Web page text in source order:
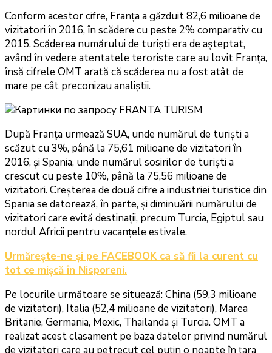
Conform acestor cifre, Franța a găzduit 82,6 milioane de
vizitatori în 2016, în scădere cu peste 2% comparativ cu
2015. Scăderea numărului de turiști era de așteptat,
având în vedere atentatele teroriste care au lovit Franța,
însă cifrele OMT arată că scăderea nu a fost atât de
mare pe cât preconizau analiștii.
După Franța urmează SUA, unde numărul de turiști a
scăzut cu 3%, până la 75,61 milioane de vizitatori în
2016, și Spania, unde numărul sosirilor de turiști a
crescut cu peste 10%, până la 75,56 milioane de
vizitatori. Creșterea de două cifre a industriei turistice din
Spania se datorează, în parte, și diminuării numărului de
vizitatori care evită destinații, precum Turcia, Egiptul sau
nordul Africii pentru vacanțele estivale.
Urmăreşte-ne şi pe FACEBOOK ca să fii la curent cu
tot ce mişcă în Nisporeni.
Pe locurile următoare se situează: China (59,3 milioane
de vizitatori), Italia (52,4 milioane de vizitatori), Marea
Britanie, Germania, Mexic, Thailanda și Turcia. OMT a
realizat acest clasament pe baza datelor privind numărul